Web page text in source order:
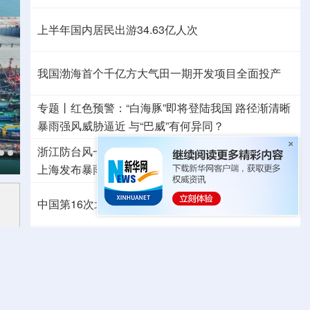
上半年国内居民出游34.63亿人次
我国渤海首个千亿方大气田一期开发项目全面投产
专题丨 红色预警：“白海豚”即将登陆我国 路径渐清晰
暴雨强风威胁逼近 与“巴威”有何异同？
浙江防台风一线扫描福建防台风应急响应升至二级
上海发布暴雨红色预警江西启动防汛四级应急响应
中国第16次北冰洋考察队“雪龙2”号开始冰站调查